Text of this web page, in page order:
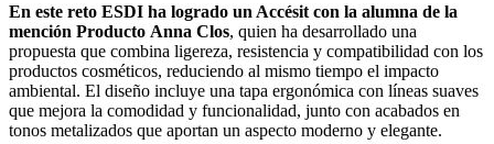
En este reto ESDI ha logrado un Accésit con la alumna de la
mención Producto Anna Clos, quien ha desarrollado una
propuesta que combina ligereza, resistencia y compatibilidad con los
productos cosméticos, reduciendo al mismo tiempo el impacto
ambiental. El diseño incluye una tapa ergonómica con líneas suaves
que mejora la comodidad y funcionalidad, junto con acabados en
tonos metalizados que aportan un aspecto moderno y elegante.